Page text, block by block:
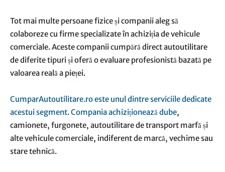
Tot mai multe persoane fizice și companii aleg să
colaboreze cu firme specializate în achiziția de vehicule
comerciale. Aceste companii cumpără direct autoutilitare
de diferite tipuri și oferă o evaluare profesionistă bazată pe
valoarea reală a pieței.
CumparAutoutilitare.ro este unul dintre serviciile dedicate
acestui segment. Compania achiziționează dube,
camionete, furgonete, autoutilitare de transport marfă și
alte vehicule comerciale, indiferent de marcă, vechime sau
stare tehnică.